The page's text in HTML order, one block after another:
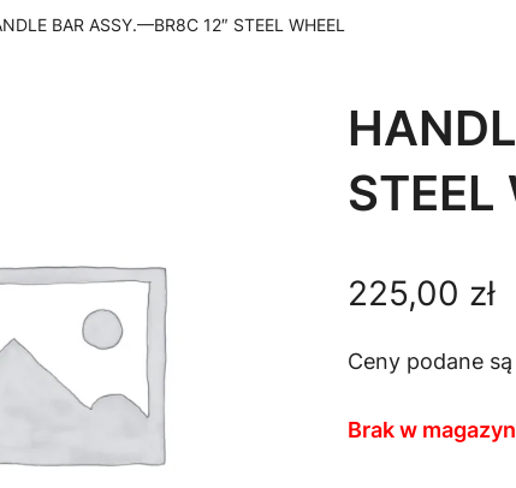
BAR ASSY.—BR8C 12″ STEEL WHEEL
STEEL
225,00 zł
Ceny podane
Brak w